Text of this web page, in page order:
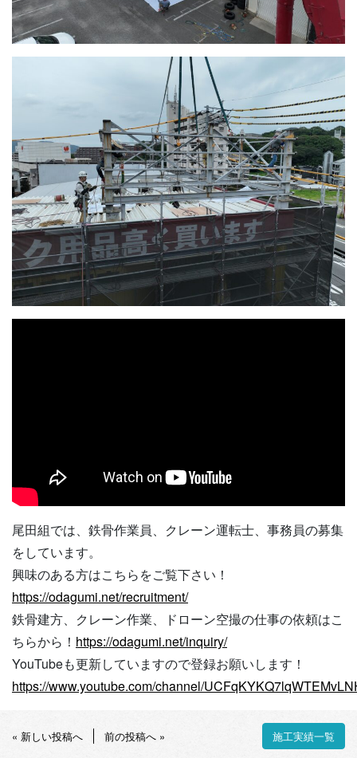
尾田組では、鉄骨作業員、クレーン運転士、事務員の募集
をしています。
興味のある方はこちらをご覧下さい！
https://odagumi.net/recruitment/
鉄骨建方、クレーン作業、ドローン空撮の仕事の依頼はこ
ちらから！ https://odagumi.net/inquiry/
YouTubeも更新していますので登録お願いします！
https://www.youtube.com/channel/
« 新しい投稿へ 前の投稿へ » 施工実績一覧